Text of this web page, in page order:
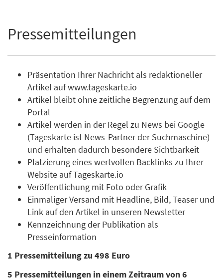
Pressemitteilungen
Präsentation Ihrer Nachricht als redaktioneller
Artikel auf www.tageskarte.io
Artikel bleibt ohne zeitliche Begrenzung auf dem
Portal
Artikel werden in der Regel zu News bei Google
(Tageskarte ist News-Partner der Suchmaschine)
und erhalten dadurch besondere Sichtbarkeit
Platzierung eines wertvollen Backlinks zu Ihrer
Website auf Tageskarte.io
Veröffentlichung mit Foto oder Grafik
Einmaliger Versand mit Headline, Bild, Teaser und
Link auf den Artikel in unseren Newsletter
Kennzeichnung der Publikation als
Presseinformation
1 Pressemitteilung zu 498 Euro
5 Pressemitteilungen in einem Zeitraum von 6